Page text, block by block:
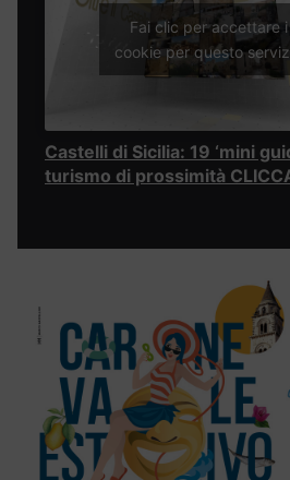
Fai clic per accettare i
cookie per questo
Castelli di Sicilia: 19 ‘mini
turismo di prossimità